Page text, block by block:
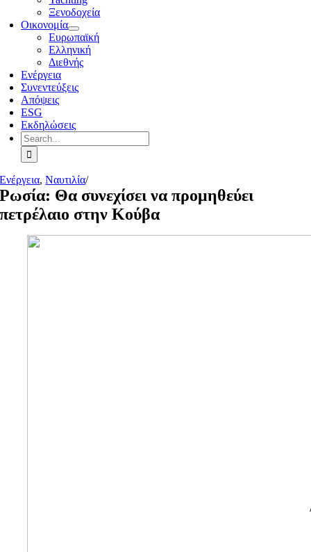
Ξενοδοχεία
Οικονομία
Ευρωπαϊκή
Ελληνική
Διεθνής
Ενέργεια
Συνεντεύξεις
Απόψεις
ESG
Εκδηλώσεις
Search
for:
Ενέργεια,Ναυτιλία/
Ρωσία: Θα συνεχίσει να προμηθεύει
πετρέλαιο στην Κούβα